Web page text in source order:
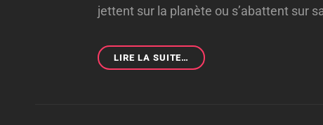
jettent sur la planète ou s’abattent sur
LIRE LA SUITE… CAMÉLIA
III,